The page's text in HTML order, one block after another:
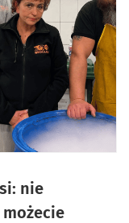
nie